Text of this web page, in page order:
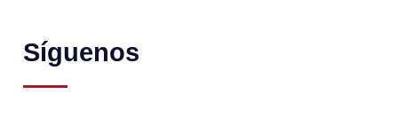
Síguenos